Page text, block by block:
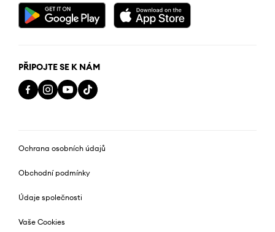
PŘIPOJTE SE K NÁM
Ochrana osobních údajů
Obchodní podmínky
Údaje společnosti
Vaše Cookies